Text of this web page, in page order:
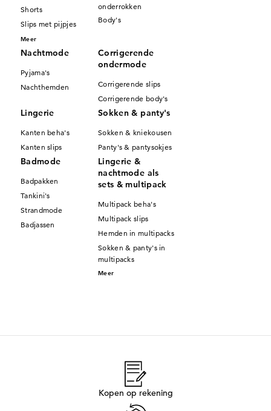
Shorts
Slips met pijpjes
Meer
onderrokken
Body's
Nachtmode
Pyjama's
Nachthemden
Corrigerende
ondermode
Corrigerende slips
Corrigerende body's
Lingerie
Kanten beha's
Kanten slips
Sokken & panty's
Sokken & kniekousen
Panty's & pantysokjes
Badmode
Badpakken
Tankini's
Strandmode
Badjassen
Lingerie &
nachtmode als
sets & multipack
Multipack beha's
Multipack slips
Hemden in multipacks
Sokken & panty's in
multipacks
Meer
Kopen op rekening